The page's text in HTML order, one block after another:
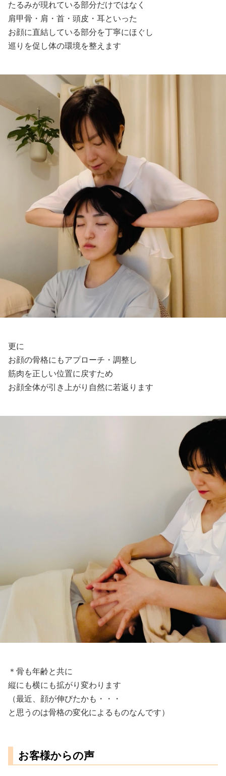
たるみが現れている部分だけではなく
肩甲骨・肩・首・頭皮・耳といった
お顔に直結している部分を丁寧にほぐし
巡りを促し体の環境を整えます
更に
お顔の骨格にもアプローチ・調整し
筋肉を正しい位置に戻すため
お顔全体が引き上がり自然に若返ります
＊骨も年齢と共に
縦にも横にも拡がり変わります
（最近、顔が伸びたかも・・・
と思うのは骨格の変化によるものなんです）
お客様からの声